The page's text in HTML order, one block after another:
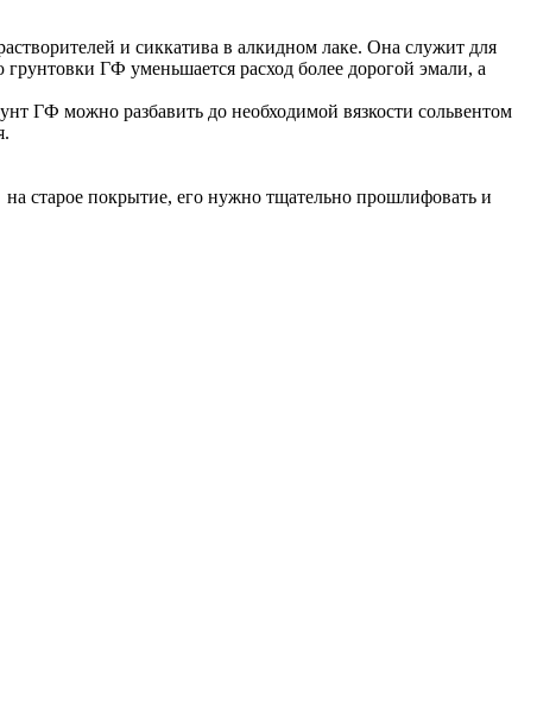
и сиккатива в алкидном лаке. Она служит для
ГФ уменьшается расход более дорогой эмали, а
ГФ можно разбавить до необходимой вязкости сольвентом
старое покрытие, его нужно тщательно прошлифовать и